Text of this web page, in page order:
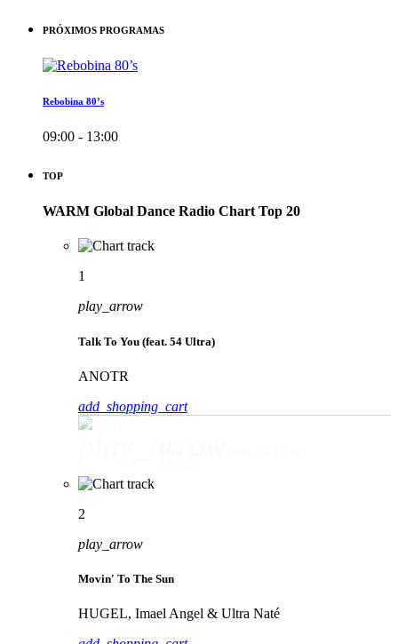
PRÓXIMOS PROGRAMAS
Rebobina 80’s
09:00 - 13:00
TOP
WARM Global Dance Radio Chart Top 20
1
play_arrow
Talk To You (feat. 54 Ultra)
ANOTR
add_shopping_cart
2
play_arrow
Movin' To The Sun
HUGEL, Imael Angel & Ultra Naté